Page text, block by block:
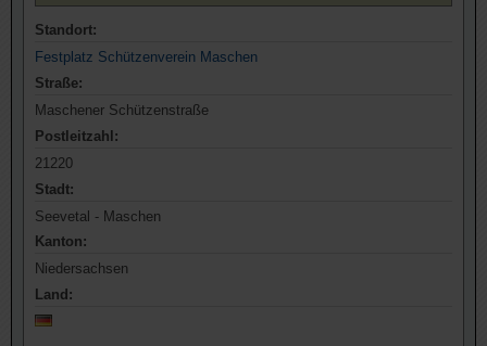
Standort:
Festplatz Schützenverein Maschen
Straße:
Maschener Schützenstraße
Postleitzahl:
21220
Stadt:
Seevetal - Maschen
Kanton:
Niedersachsen
Land: